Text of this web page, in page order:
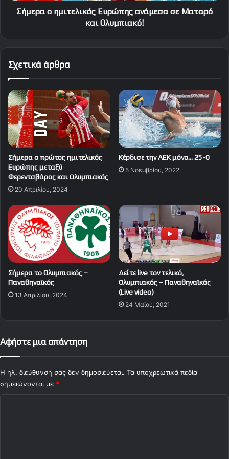
Σήμερα ο ημιτελικός Ευρώπης ανάμεσα σε Ματαρό
και Ολυμπιακό!
Σχετικά άρθρα
Σήμερα ο πρώτος ημιτελικός
Ευρώπης μεταξύ
Φερεντσβάρος και Ολυμπιακός
20 Απριλίου, 2024
Κέρδισε την ΑΕΚ μόνο… 25-0
5 Νοεμβρίου, 2022
Σήμερα το Ολυμπιακός –
Παναθηναϊκός
13 Απριλίου, 2024
Δείτε live τον τελικό,
Ολυμπιακός – Παναθηναϊκός
(Live video)
24 Μαΐου, 2021
Αφήστε μια απάντηση
Η ηλ. διεύθυνση σας δεν δημοσιεύεται. Τα υποχρεωτικά πεδία
σημειώνονται με *